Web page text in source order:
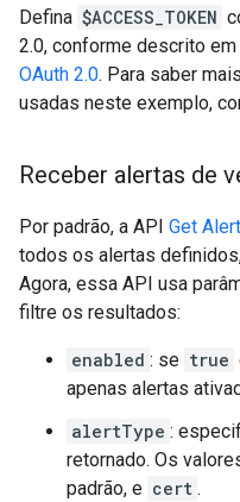
Defina $ACCESS_TOKEN
2.0, conforme descrito em
OAuth 2.0. Para saber
usadas neste exemplo,
Receber alertas de
Por padrão, a API Get
todos os alertas
Agora, essa API usa
filtre os resultados:
enabled : se true
apenas alertas
alertType :
retornado. Os
padrão, e cert .